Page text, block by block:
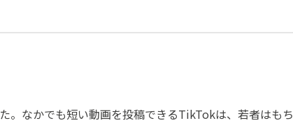
。なかでも短い動画を投稿できるTikTokは、若者はもち